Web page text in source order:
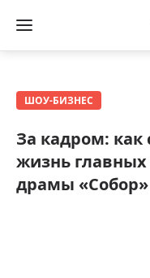
ШОУ-БИЗНЕС
За кадром: как
жизнь главных
драмы «Собор»